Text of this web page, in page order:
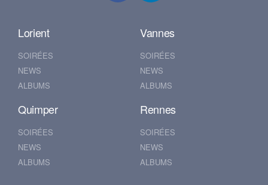
Lorient
SOIRÉES
NEWS
ALBUMS
Vannes
SOIRÉES
NEWS
ALBUMS
Quimper
SOIRÉES
NEWS
ALBUMS
Rennes
SOIRÉES
NEWS
ALBUMS